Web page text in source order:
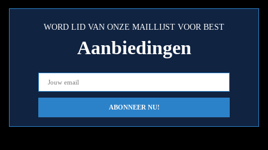
WORD LID VAN ONZE MAILLIJST VOOR BEST
Aanbiedingen